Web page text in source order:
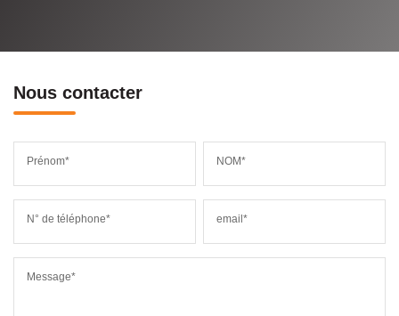
Nous contacter
Prénom* NOM*
N° de téléphone* email*
Message*